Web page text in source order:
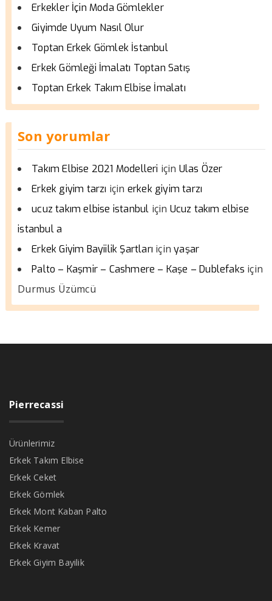
Erkekler İçin Moda Gömlekler
Giyimde Uyum Nasıl Olur
Toptan Erkek Gömlek İstanbul
Erkek Gömleği İmalatı Toptan Satış
Toptan Erkek Takım Elbise İmalatı
Son yorumlar
Takım Elbise 2021 Modelleri için Ulas Özer
Erkek giyim tarzı için erkek giyim tarzı
ucuz takım elbise istanbul için Ucuz takım elbise
istanbul a
Erkek Giyim Bayiilik Şartları içinyaşar
Palto – Kaşmir – Cashmere – Kaşe – Dublefaks için
Durmus Üzümcü
Pierrecassi
Ürünlerimiz
Erkek Takım Elbise
Erkek Ceket
Erkek Gömlek
Erkek Mont Kaban Palto
Erkek Kemer
Erkek Kravat
Erkek Giyim Bayilik